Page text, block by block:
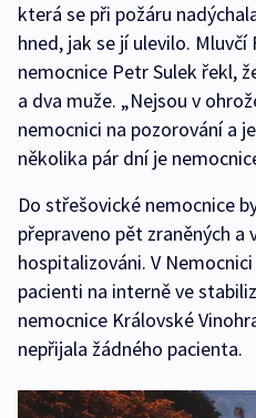
která se při požáru
hned, jak se jí ulevilo.
nemocnice Petr Sulek řekl,
a dva muže. „Nejsou v
nemocnici na pozorování a
několika pár dní je
Do střešovické nemocnice
přepraveno pět zraněných a
hospitalizováni. V
pacienti na interně ve
nemocnice Královské
nepřijala žádného pacienta.